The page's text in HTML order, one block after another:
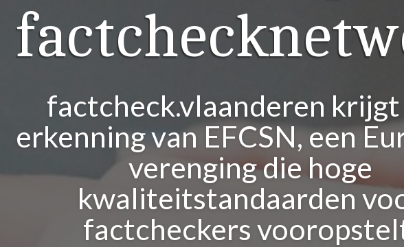
factcheck.vlaanderen
erkenning van EFCSN, een
verenging die hoge
kwaliteitstandaarden
factcheckers